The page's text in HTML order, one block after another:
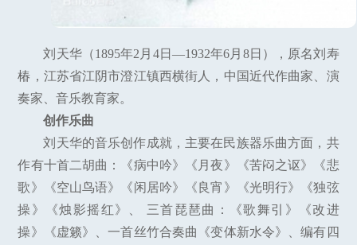
刘天华（1895年2月4日—1932年6月8日），原名刘寿
椿，江苏省江阴市澄江镇西横街人，中国近代作曲家、演
奏家、音乐教育家。
创作乐曲
刘天华的音乐创作成就，主要在民族器乐曲方面，共
作有十首二胡曲：《病中吟》《月夜》《苦闷之讴》《悲
歌》《空山鸟语》《闲居吟》《良宵》《光明行》《独弦
操》《烛影摇红》、 三首琵琶曲：《歌舞引》《改进
操》《虚籁》、一首丝竹合奏曲《变体新水令》、编有四